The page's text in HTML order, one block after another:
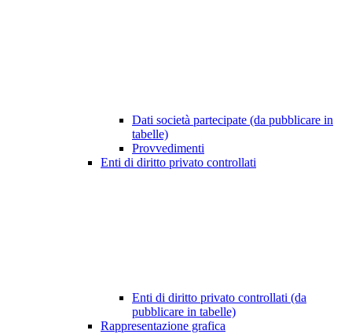
Dati società partecipate (da pubblicare in
tabelle)
Provvedimenti
Enti di diritto privato controllati
Enti di diritto privato controllati (da
pubblicare in tabelle)
Rappresentazione grafica